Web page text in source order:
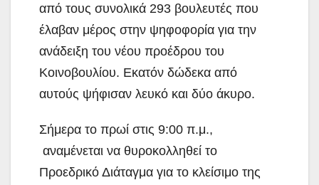
από τους συνολικά 293 βουλευτές που
έλαβαν μέρος στην ψηφοφορία για την
ανάδειξη του νέου προέδρου του
Κοινοβουλίου. Εκατόν δώδεκα από
αυτούς ψήφισαν λευκό και δύο άκυρο.
Σήμερα το πρωί στις 9:00 π.μ.,
αναμένεται να θυροκολληθεί το
Προεδρικό Διάταγμα για το κλείσιμο της